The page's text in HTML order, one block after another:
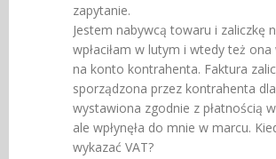
zapytanie.
Jestem nabywcą towaru i zaliczkę
wpłaciłam w lutym i wtedy też ona
na konto kontrahenta. Faktura
sporządzona przez kontrahenta
wystawiona zgodnie z płatnością
ale wpłynęła do mnie w marcu.
wykazać VAT?